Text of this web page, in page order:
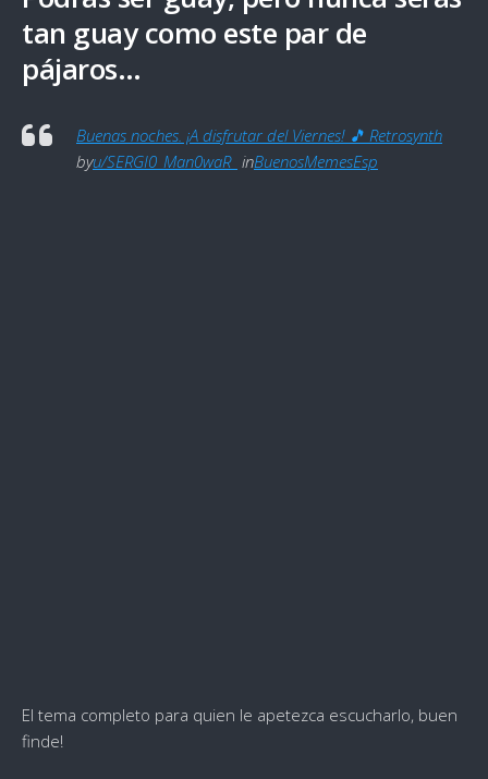
tan guay como este par de
pájaros…
Buenas noches. ¡A disfrutar del Viernes! 🎵 Retrosynth
byu/SERGI0_Man0waR_ inBuenosMemesEsp
El tema completo para quien le apetezca escucharlo, buen
finde!